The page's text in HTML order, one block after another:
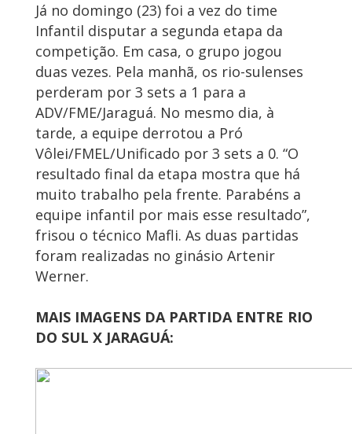
Já no domingo (23) foi a vez do time
Infantil disputar a segunda etapa da
competição. Em casa, o grupo jogou
duas vezes. Pela manhã, os rio-sulenses
perderam por 3 sets a 1 para a
ADV/FME/Jaraguá. No mesmo dia, à
tarde, a equipe derrotou a Pró
Vôlei/FMEL/Unificado por 3 sets a 0. “O
resultado final da etapa mostra que há
muito trabalho pela frente. Parabéns a
equipe infantil por mais esse resultado”,
frisou o técnico Mafli. As duas partidas
foram realizadas no ginásio Artenir
Werner.
MAIS IMAGENS DA PARTIDA ENTRE RIO
DO SUL X JARAGUÁ: